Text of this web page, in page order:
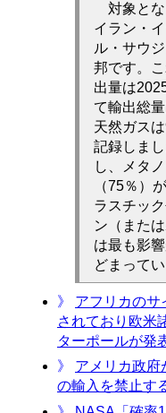
対象とな
イラン・
ル・サウ
邦です。
出量は
て輸出総
天然ガス
記録しま
し、メタ
（75％）
ラスチッ
ン（また
は最も影
どまってい
》
アフリカのサ
されており欧米
ターポールが発
》
アメリカ政府
の輸入を禁止す